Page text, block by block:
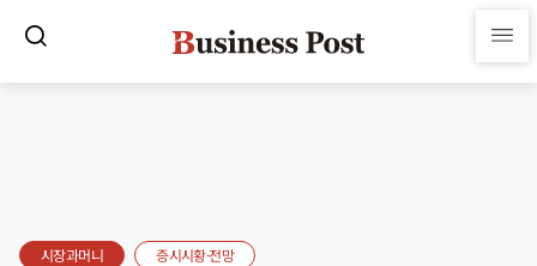
시장과머니 증시시황·전망